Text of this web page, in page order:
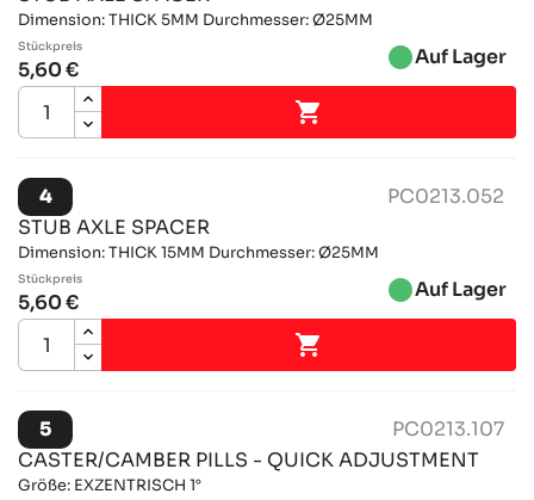
Dimension: THICK 5MM Durchmesser: Ø25MM
Stückpreis
5,60 € brightness_1Auf Lager

4
PC0213.052
STUB AXLE SPACER
Dimension: THICK 15MM Durchmesser: Ø25MM
Stückpreis
5,60 € brightness_1Auf Lager

5
PC0213.107
CASTER/CAMBER PILLS - QUICK ADJUSTMENT
Größe: EXZENTRISCH 1°